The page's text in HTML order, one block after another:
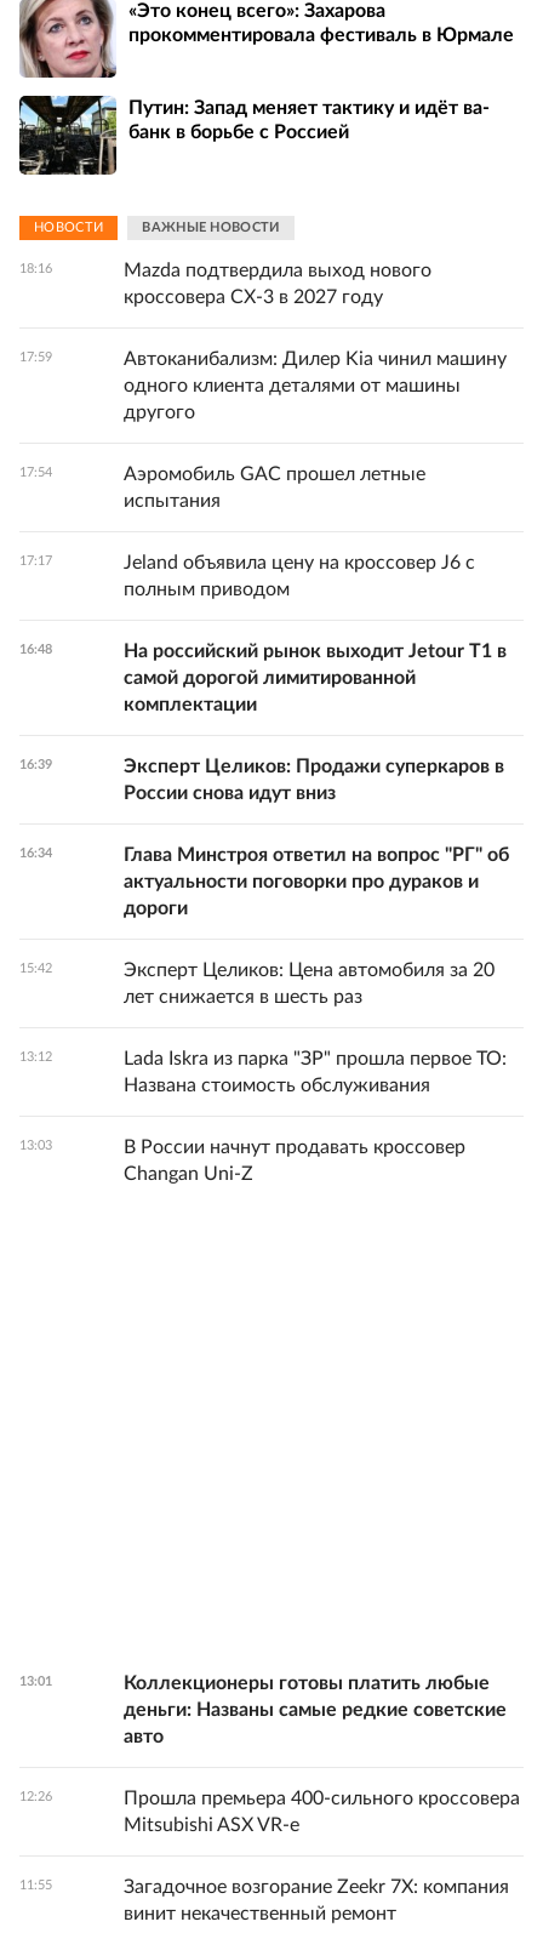
«Это конец всего»: Захарова
прокомментировала фестиваль в Юрмале
Путин: Запад меняет тактику и идёт ва-
банк в борьбе с Россией
НОВОСТИ ВАЖНЫЕ НОВОСТИ
18:16
Mazda подтвердила выход нового
кроссовера CX-3 в 2027 году
17:59
Автоканибализм: Дилер Kia чинил машину
одного клиента деталями от машины
другого
17:54
Аэромобиль GAC прошел летные
испытания
17:17
Jeland объявила цену на кроссовер J6 с
полным приводом
16:48
На российский рынок выходит Jetour T1 в
самой дорогой лимитированной
комплектации
16:39
Эксперт Целиков: Продажи суперкаров в
России снова идут вниз
16:34
Глава Минстроя ответил на вопрос "РГ" об
актуальности поговорки про дураков и
дороги
15:42
Эксперт Целиков: Цена автомобиля за 20
лет снижается в шесть раз
13:12
Lada Iskra из парка "ЗР" прошла первое ТО:
Названа стоимость обслуживания
13:03
В России начнут продавать кроссовер
Changan Uni-Z
13:01
Коллекционеры готовы платить любые
деньги: Названы самые редкие советские
авто
12:26
Прошла премьера 400-сильного кроссовера
Mitsubishi ASX VR-e
11:55
Загадочное возгорание Zeekr 7X: компания
винит некачественный ремонт